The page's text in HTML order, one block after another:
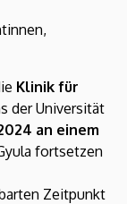
Klinik für
der Universität
an einem
fortsetzen
Zeitpunkt